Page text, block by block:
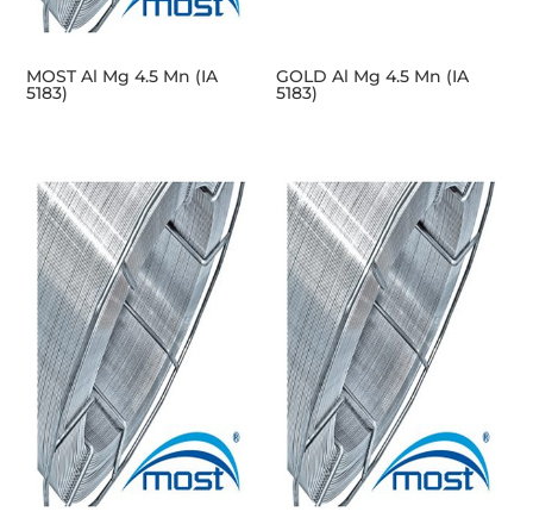
MOST Al Mg 4.5 Mn (IA
5183)
GOLD Al Mg 4.5 Mn (IA
5183)